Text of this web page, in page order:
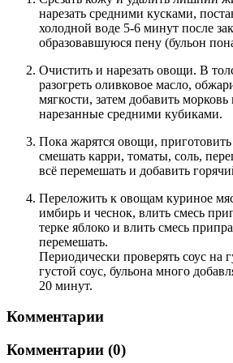
нарезать средними кусками,
холодной воде 5-6 минут после
образовавшуюся пену (бульон
Очистить и нарезать овощи. В
разогреть оливковое масло,
мягкости, затем добавить морковь
нарезанные средними кубиками.
Пока жарятся овощи,
смешать карри, томаты, соль,
всё перемешать и добавить
Переложить к овощам куриное
имбирь и чеснок, влить смесь
терке яблоко и влить смесь
перемешать.
Периодически проверять соус на
густой соус, бульона много
20 минут.
Комментарии
Комментарии (0)